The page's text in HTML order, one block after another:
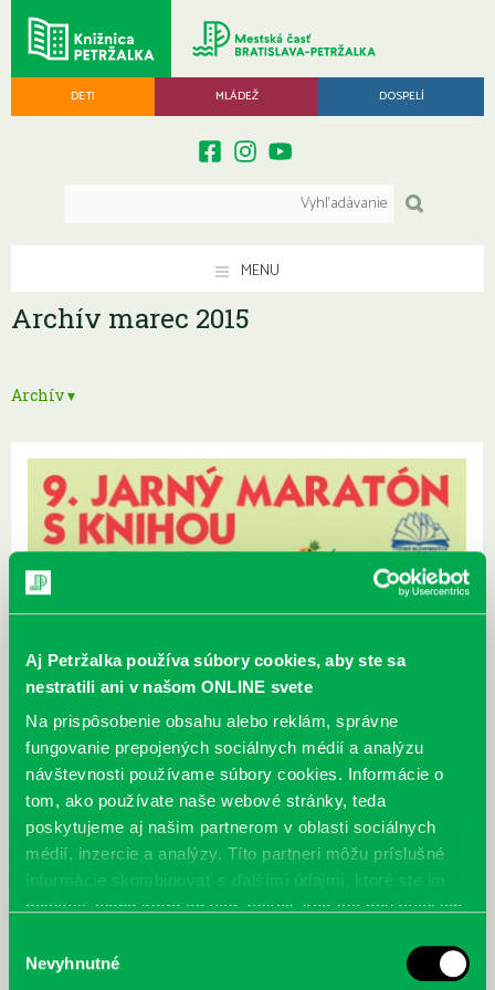
Aj Petržalka používa súbory cookies, aby ste sa
nestratili ani v našom ONLINE svete
Na prispôsobenie obsahu alebo reklám, správne
fungovanie prepojených sociálnych médií a analýzu
návštevnosti používame súbory cookies. Informácie o
tom, ako používate naše webové stránky, teda
poskytujeme aj našim partnerom v oblasti sociálnych
médií, inzercie a analýzy. Títo partneri môžu príslušné
informácie skombinovať s ďalšími údajmi, ktoré ste im
poskytli, alebo ktoré od vás získali, keď ste používali ich
súhlasu
Nevyhnutné
DETI MLÁDEŽ DOSPELÍ
MENU
Archív marec 2015
Archív ▾